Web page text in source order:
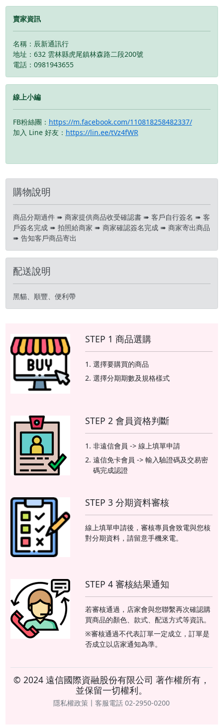
內，如商品有問題，請盡
速向我們告知並且協助處
• 店家擁有隨時修改、變
更、暫停活動之權利 下單
前請先私訊和加LINE來幫
您安排快速審核及回報審
ID:@kjg6280d 大呼小叫
辰通訊行 雲林縣虎尾鎮林
森路二段200號 電話:05-
6339809 在地經營12年店
內，如商品有問題，請盡
更、暫停活動之權利 下單
您安排快速審核及回報審
辰通訊行 雲林縣虎尾鎮林
森路二段200號 電話:05-
6339809 在地經營12年店
賣家資訊
名稱：辰新通訊行
地址：632 雲林縣虎尾鎮林森路二段200號
電話：0981943655
線上小編
FB粉絲團： https://m.facebook.com/110818258482337/
加入 Line 好友： https://lin.ee/tVz4fWR
購物說明
商品分期過件 ➠ 商家提供商品收受確認書 ➠ 客戶自行簽名 ➠ 客
戶簽名完成 ➠ 拍照給商家 ➠ 商家確認簽名完成 ➠ 商家寄出商品
➠ 告知客戶商品寄出
配送說明
黑貓、順豐、便利帶
STEP 1 商品選購
選擇要購買的商品
選擇分期期數及規格樣式
STEP 2 會員資格判斷
非遠信會員 -> 線上填單申請
遠信免卡會員 -> 輸入驗證碼及交易密
碼完成認證
STEP 3 分期資料審核
線上填單申請後，審核專員會致電與您核
對分期資料，請留意手機來電。
STEP 4 審核結果通知
若審核通過，店家會與您聯繫再次確認購
買商品的顏色、款式、配送方式等資訊。
※審核通過不代表訂單一定成立，訂單是
否成立以店家通知為準。
© 2024 遠信國際資融股份有限公司 著作權所有，
並保留一切權利。
隱私權政策〡客服電話 02-2950-0200